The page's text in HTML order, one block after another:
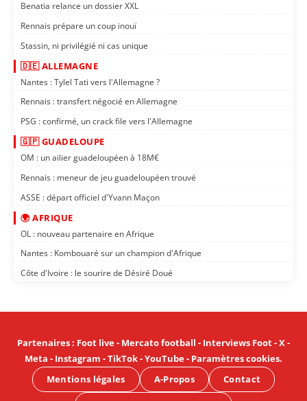
Benatia relance un dossier XXL
Rennais prépare un coup inouï
Stassin, ni privilégié ni cas unique
🇩🇪 ALLEMAGNE
Nantes : Tylel Tati vers l'Allemagne ?
Rennais : transfert négocié en Allemagne
PSG : confirmé, un crack file vers l'Allemagne
🇬🇵 GUADELOUPE
OM : un ailier guadeloupéen à 18M€
Rennais : meneur de jeu guadeloupéen trouvé
ASSE : départ officiel d'Yvann Maçon
🌍 AFRIQUE
OL : nouveau partenaire en Afrique
Nantes : Kombouaré sur un champion d'Afrique
Côte d'Ivoire : le sourire de Désiré Doué
Partenaires: Foot live- Mercato football - Interviews Foot-X-
Meta - Instagram -TikTok-YouTube- Paramètres cookies.
Mentions légales
A-Propos Contact